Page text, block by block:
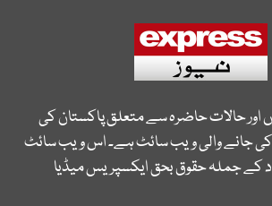
اور حالات حاضرہ سے متعلق پاکستان کی
جانے والی ویب سائٹ ہے۔ اس ویب سائٹ
کے جملہ حقوق بحق ایکسپریس میڈیا